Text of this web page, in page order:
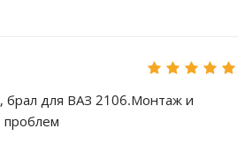
брал для ВАЗ 2106.Монтаж и
проблем